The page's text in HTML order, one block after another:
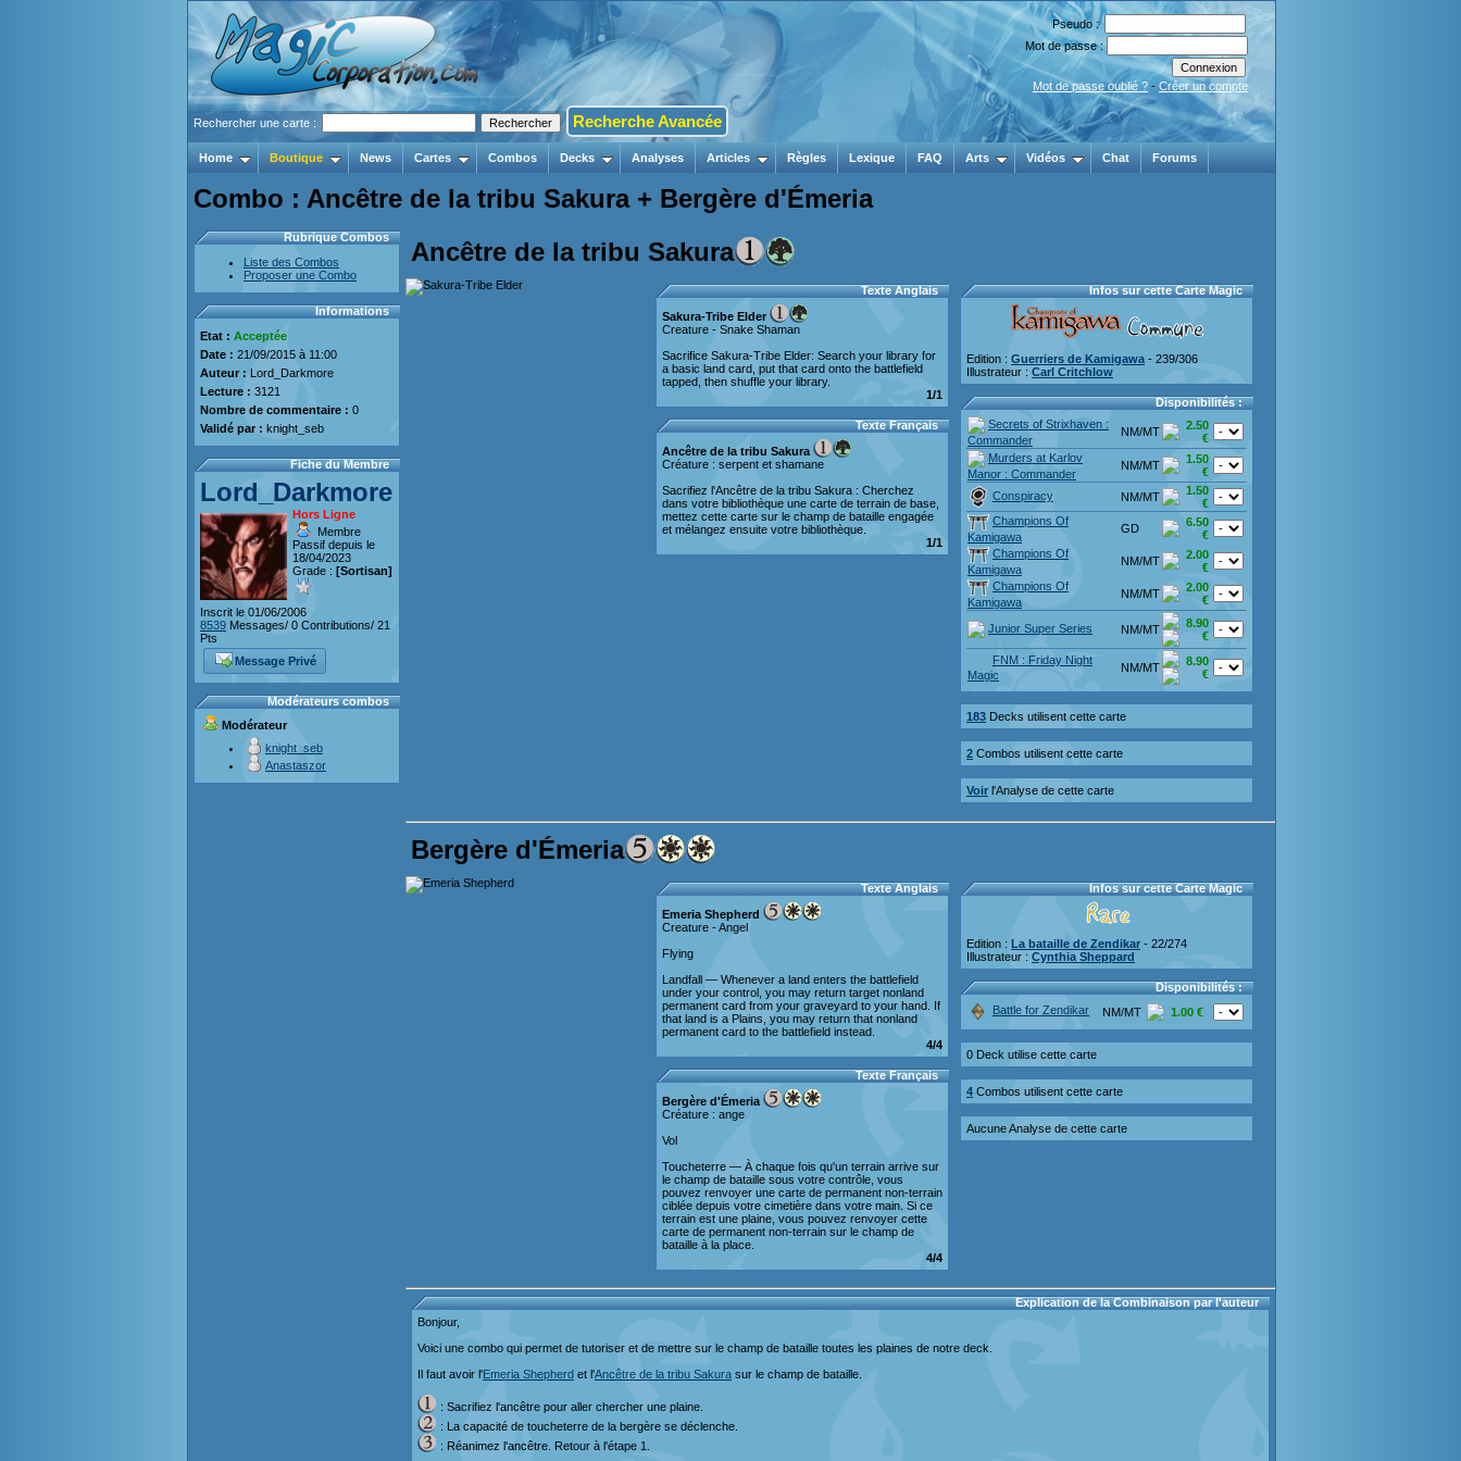
Pseudo :
Mot de passe :
Mot de passe oublié ? - Créer un compte
Rechercher une carte : Recherche Avancée
Home Boutique News Cartes Combos Decks Analyses Articles Règles Lexique FAQ Arts Vidéos Chat Forums
Combo : Ancêtre de la tribu Sakura + Bergère d'Émeria
Rubrique Combos
Liste des Combos
Proposer une Combo
Informations
Etat : Acceptée
Date : 21/09/2015 à 11:00
Auteur : Lord_Darkmore
Lecture : 3121
Nombre de commentaire : 0
Validé par : knight_seb
Fiche du Membre
Lord_Darkmore
Hors Ligne
Membre
Passif depuis le
18/04/2023
Grade : [Sortisan]
Inscrit le 01/06/2006
8539 Messages/ 0 Contributions/ 21
Pts
Message Privé
Modérateurs combos
Modérateur
knight_seb
Anastaszor
Ancêtre de la tribu Sakura
Texte Anglais
Sakura-Tribe Elder
Creature - Snake Shaman
Sacrifice Sakura-Tribe Elder: Search your library for
a basic land card, put that card onto the battlefield
tapped, then shuffle your library.
1/1
Texte Français
Ancêtre de la tribu Sakura
Créature : serpent et shamane
Sacrifiez l'Ancêtre de la tribu Sakura : Cherchez
dans votre bibliothèque une carte de terrain de base,
mettez cette carte sur le champ de bataille engagée
et mélangez ensuite votre bibliothèque.
1/1
Infos sur cette Carte Magic
Edition : Guerriers de Kamigawa - 239/306
Illustrateur : Carl Critchlow
Disponibilités :
Secrets of Strixhaven :
Commander
NM/MT
2.50
€
Murders at Karlov
Manor : Commander
NM/MT
1.50
€
Conspiracy
NM/MT
1.50
€
Champions Of
Kamigawa
GD
6.50
€
Champions Of
Kamigawa
NM/MT
2.00
€
Champions Of
Kamigawa
NM/MT
2.00
€
Junior Super Series NM/MT
8.90
€
FNM : Friday Night
Magic
NM/MT
8.90
€
183 Decks utilisent cette carte
2 Combos utilisent cette carte
Voir l'Analyse de cette carte
Bergère d'Émeria
Texte Anglais
Emeria Shepherd
Creature - Angel
Flying
Landfall — Whenever a land enters the battlefield
under your control, you may return target nonland
permanent card from your graveyard to your hand. If
that land is a Plains, you may return that nonland
permanent card to the battlefield instead.
4/4
Texte Français
Bergère d'Émeria
Créature : ange
Vol
Toucheterre — À chaque fois qu'un terrain arrive sur
le champ de bataille sous votre contrôle, vous
pouvez renvoyer une carte de permanent non-terrain
ciblée depuis votre cimetière dans votre main. Si ce
terrain est une plaine, vous pouvez renvoyer cette
carte de permanent non-terrain sur le champ de
bataille à la place.
4/4
Infos sur cette Carte Magic
Edition : La bataille de Zendikar - 22/274
Illustrateur : Cynthia Sheppard
Disponibilités :
Battle for Zendikar
NM/MT 1.00 €
0 Deck utilise cette carte
4 Combos utilisent cette carte
Aucune Analyse de cette carte
Explication de la Combinaison par l'auteur
Bonjour,
Voici une combo qui permet de tutoriser et de mettre sur le champ de bataille toutes les plaines de notre deck.
Il faut avoir l'Emeria Shepherd et l'Ancêtre de la tribu Sakura sur le champ de bataille.
: Sacrifiez l'ancêtre pour aller chercher une plaine.
: La capacité de toucheterre de la bergère se déclenche.
: Réanimez l'ancêtre. Retour à l'étape 1.